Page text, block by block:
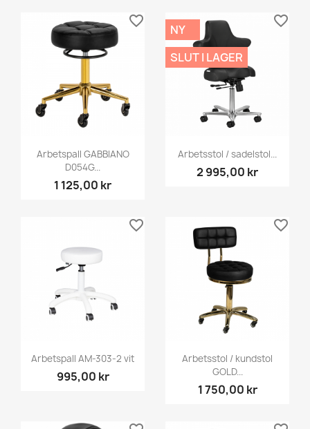
Arbetspall GABBIANO
D054G...
1 125,00 kr
favorite_border
Arbetsstol / sadelstol...
2 995,00 kr
NY
SLUT I LAGER
favorite_border
Arbetspall AM-303-2 vit
995,00 kr
favorite_border
Arbetsstol / kundstol
GOLD...
1 750,00 kr
favorite_border